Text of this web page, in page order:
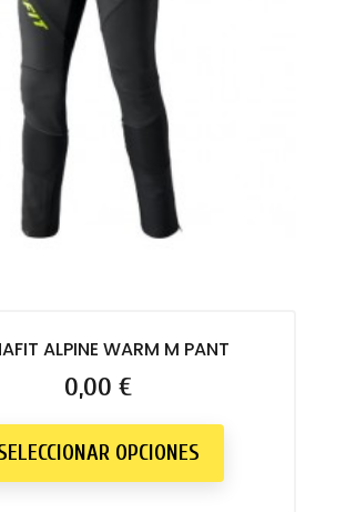
ALPINE WARM M PANT
Precio
0,00 €
OPCIONES